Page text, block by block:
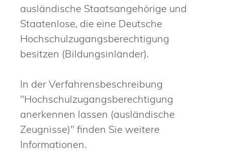
ausländische Staatsangehörige und
Staatenlose, die eine Deutsche
Hochschulzugangsberechtigung
besitzen (Bildungsinländer).
In der Verfahrensbeschreibung
"Hochschulzugangsberechtigung
anerkennen lassen (ausländische
Zeugnisse)" finden Sie weitere
Informationen.